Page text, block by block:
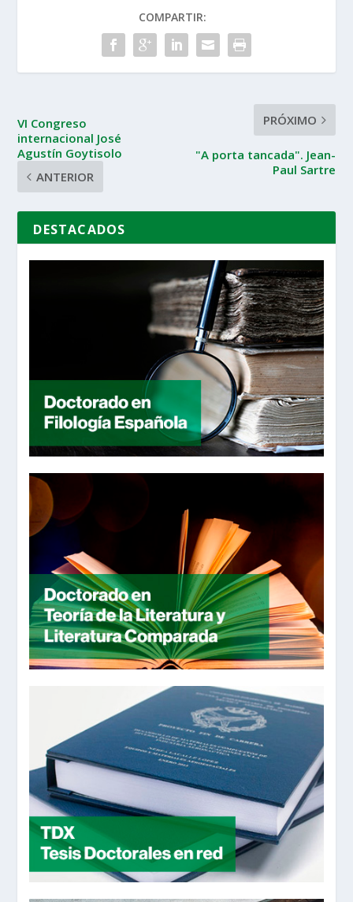
COMPARTIR:
VI Congreso
internacional José
Agustín Goytisolo
ANTERIOR
PRÓXIMO
"A porta tancada". Jean-
Paul Sartre
DESTACADOS